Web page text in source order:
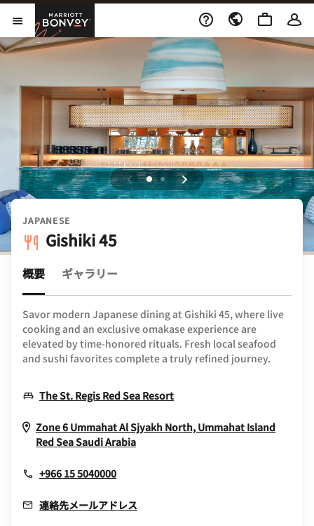
Skip to Content
メニューを開く
Marriott Bonvoy
JAPANESE
Gishiki 45
概要 ギャラリー
Savor modern Japanese dining at Gishiki 45, where live
cooking and an exclusive omakase experience are
elevated by time-honored rituals. Fresh local seafood
and sushi favorites complete a truly refined journey.
The St. Regis Red Sea ResortOpens In New Window
Zone 6 Ummahat Al Sjyakh North, Ummahat Island
Red SeaSaudi ArabiaOpens In New Window
+966 15 5040000
連絡先メールアドレス